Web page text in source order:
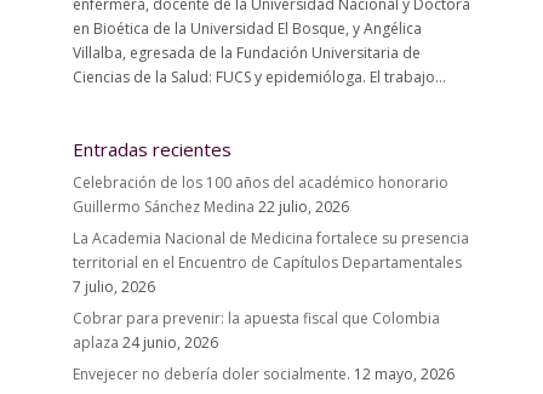
enfermera, docente de la Universidad Nacional y Doctora
en Bioética de la Universidad El Bosque, y Angélica
Villalba, egresada de la Fundación Universitaria de
Ciencias de la Salud: FUCS y epidemióloga. El trabajo...
Entradas recientes
Celebración de los 100 años del académico honorario
Guillermo Sánchez Medina 22 julio, 2026
La Academia Nacional de Medicina fortalece su presencia
territorial en el Encuentro de Capítulos Departamentales
7 julio, 2026
Cobrar para prevenir: la apuesta fiscal que Colombia
aplaza 24 junio, 2026
Envejecer no debería doler socialmente. 12 mayo, 2026